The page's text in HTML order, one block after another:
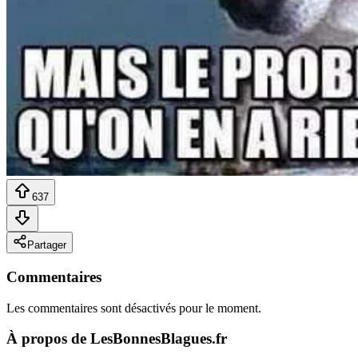
637
Partager
Commentaires
Les commentaires sont désactivés pour le moment.
À propos de LesBonnesBlagues.fr